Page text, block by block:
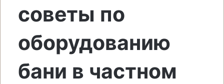
советы по
оборудованию
бани в частном